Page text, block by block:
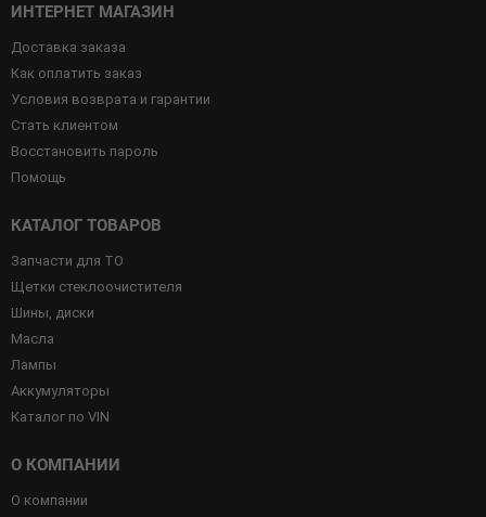
ИНТЕРНЕТ МАГАЗИН
Доставка заказа
Как оплатить заказ
Условия возврата и гарантии
Стать клиентом
Восстановить пароль
Помощь
КАТАЛОГ ТОВАРОВ
Запчасти для ТО
Щетки стеклоочистителя
Шины, диски
Масла
Лампы
Аккумуляторы
Каталог по VIN
О КОМПАНИИ
О компании